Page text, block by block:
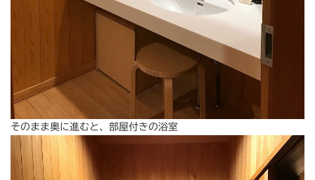
そのまま奥に進むと、部屋付きの浴室